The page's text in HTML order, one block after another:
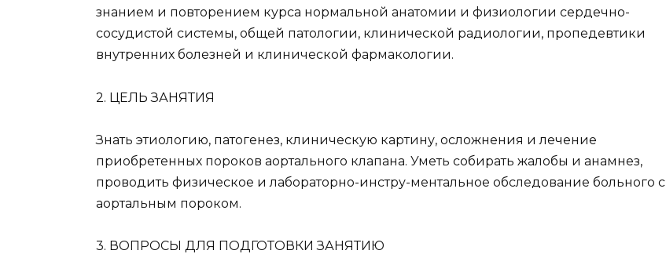
знанием и повторением курса нормальной анатомии и физиологии сердечно-
сосудистой системы, общей патологии, клинической радиологии, пропедевтики
внутренних болезней и клинической фармакологии.
2. ЦЕЛЬ ЗАНЯТИЯ
Знать этиологию, патогенез, клиническую картину, осложнения и лечение
приобретенных пороков аортального клапана. Уметь собирать жалобы и анамнез,
проводить физическое и лабораторно-инстру-ментальное обследование больного с
аортальным пороком.
3. ВОПРОСЫ ДЛЯ ПОДГОТОВКИ ЗАНЯТИЮ